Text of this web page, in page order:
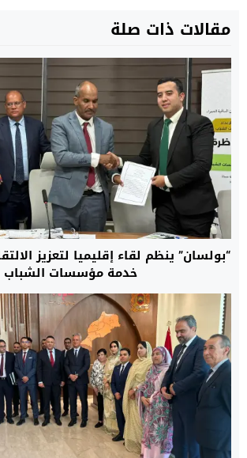
مقالات ذات صلة
“بولسان” ينظم لقاء إقليميا لتعزيز
خدمة مؤسسات الشباب